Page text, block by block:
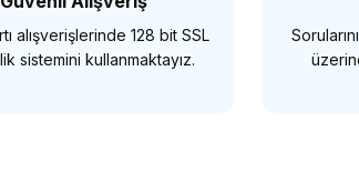
SEPETE
alışverişlerinde 128 bit SSL
sistemini kullanmaktayız.